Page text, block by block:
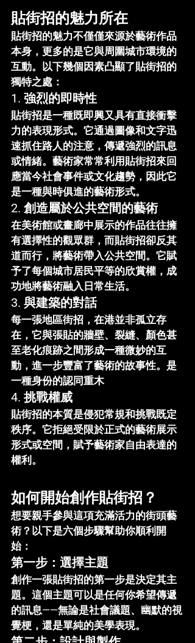
貼街招的魅力所在
貼街招的魅力不僅僅來源於藝術作品
本身，更多的是它與周圍城市環境的
互動。以下幾個因素凸顯了貼街招的
獨特之處：
1. 強烈的即時性
貼街招是一種既即興又具有直接衝擊
力的表現形式。它通過圖像和文字迅
速抓住路人的注意，傳遞強烈的訊息
或情緒。藝術家常常利用貼街招來回
應當今社會事件或文化趨勢，因此它
是一種與時俱進的藝術形式。
2. 創造屬於公共空間的藝術
在美術館或畫廊中展示的作品往往擁
有選擇性的觀眾群，而貼街招卻反其
道而行，將藝術帶入公共空間。它賦
予了每個城市居民平等的欣賞權，成
功地將藝術融入日常生活。
3. 與建築的對話
每一張地區街招，在港並非孤立存
在，它與張貼的牆壁、裂縫、顏色甚
至老化痕跡之間形成一種微妙的互
動，進一步豐富了藝術的故事性。是
一種身份的認同重木
4. 挑戰權威
貼街招的本質是侵犯常規和挑戰既定
秩序。它拒絕受限於正式的藝術展示
形式或空間，賦予藝術家自由表達的
權利。
如何開始創作貼街招？
想要親手參與這項充滿活力的街頭藝
術？以下是六個步驟幫助你順利開
始：
第一步：選擇主題
創作一張貼街招的第一步是決定其主
題。這個主題可以是任何你希望傳遞
的訊息——無論是社會議題、幽默的視
覺梗，還是單純的美學表現。